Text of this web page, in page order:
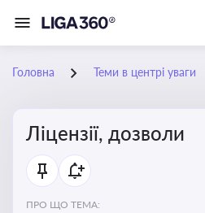
Головна Теми в центрі уваги
Ліцензії, дозволи
ПРО ЩО ТЕМА: